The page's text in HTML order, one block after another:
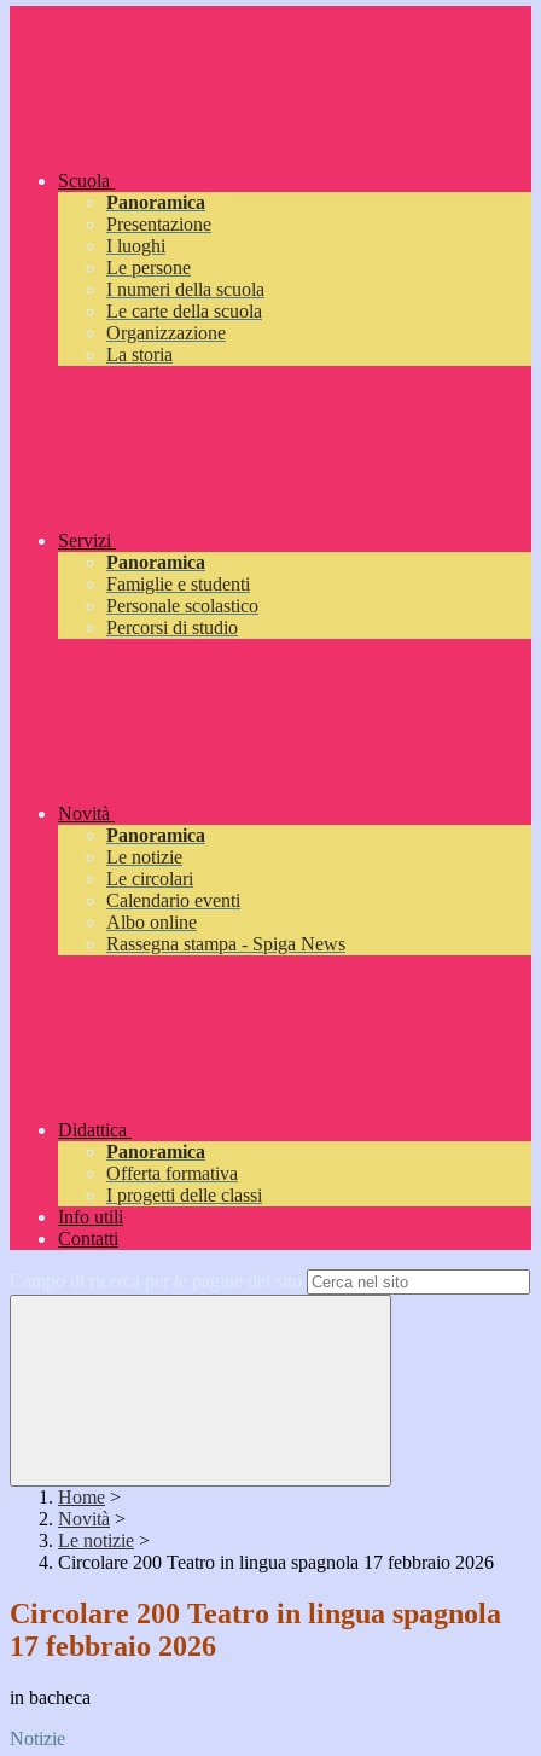
Scuola
Panoramica
Presentazione
I luoghi
Le persone
I numeri della scuola
Le carte della scuola
Organizzazione
La storia
Servizi
Panoramica
Famiglie e studenti
Personale scolastico
Percorsi di studio
Novità
Panoramica
Le notizie
Le circolari
Calendario eventi
Albo online
Rassegna stampa - Spiga News
Didattica
Panoramica
Offerta formativa
I progetti delle classi
Info utili
Contatti
Home >
Novità >
Le notizie >
Circolare 200 Teatro in lingua spagnola 17 febbraio 2026
Circolare 200 Teatro in lingua spagnola
17 febbraio 2026
in bacheca
Notizie